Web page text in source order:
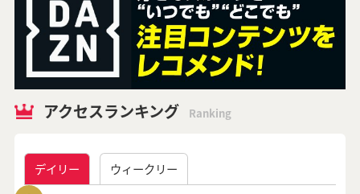
アクセスランキング Ranking
デイリー ウィークリー